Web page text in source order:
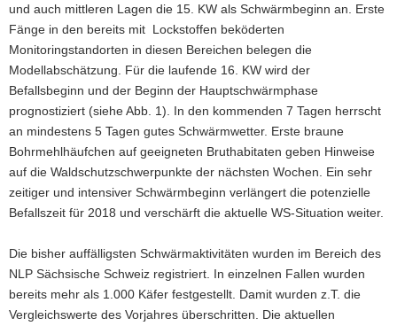
und auch mittleren Lagen die 15. KW als Schwärmbeginn an. Erste
Fänge in den bereits mit Lockstoffen beköderten
Monitoringstandorten in diesen Bereichen belegen die
Modellabschätzung. Für die laufende 16. KW wird der
Befallsbeginn und der Beginn der Hauptschwärmphase
prognostiziert (siehe Abb. 1). In den kommenden 7 Tagen herrscht
an mindestens 5 Tagen gutes Schwärmwetter. Erste braune
Bohrmehlhäufchen auf geeigneten Bruthabitaten geben Hinweise
auf die Waldschutzschwerpunkte der nächsten Wochen. Ein sehr
zeitiger und intensiver Schwärmbeginn verlängert die potenzielle
Befallszeit für 2018 und verschärft die aktuelle WS-Situation weiter.
Die bisher auffälligsten Schwärmaktivitäten wurden im Bereich des
NLP Sächsische Schweiz registriert. In einzelnen Fallen wurden
bereits mehr als 1.000 Käfer festgestellt. Damit wurden z.T. die
Vergleichswerte des Vorjahres überschritten. Die aktuellen